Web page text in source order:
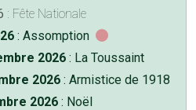
: Fête Nationale
: Assomption
2026 : La Toussaint
2026 : Armistice de 1918
2026 : Noël